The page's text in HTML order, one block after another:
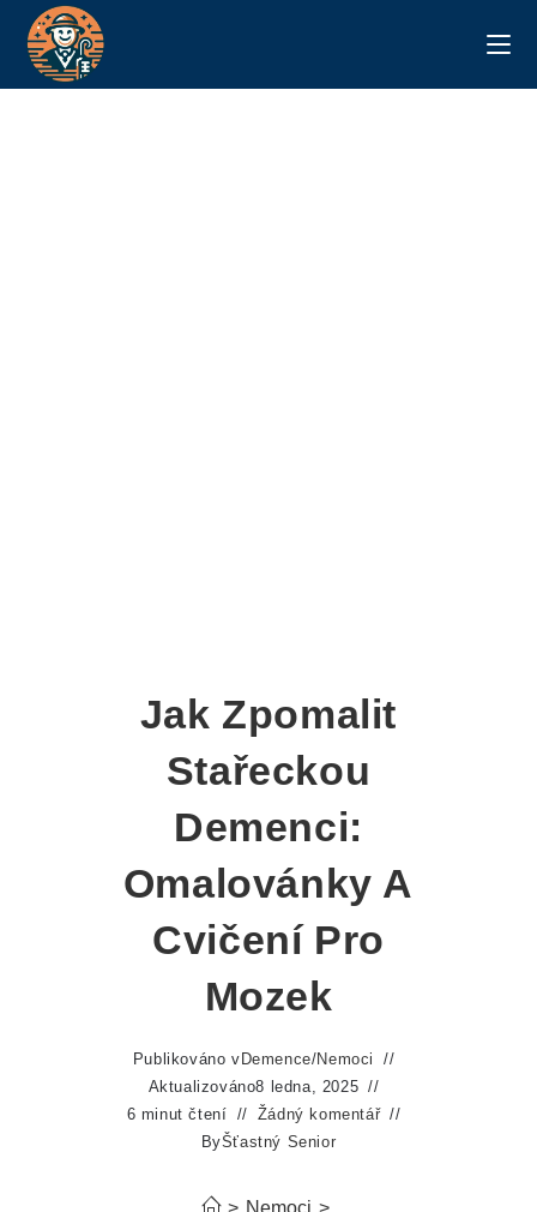
Jak Zpomalit
Stařeckou
Demenci:
Omalovánky A
Cvičení Pro
Mozek
Publikováno v Demence/Nemoci
Aktualizováno8 ledna, 2025
6 minut čtení
Žádný komentář
ByŠťastný Senior
> Nemoci >